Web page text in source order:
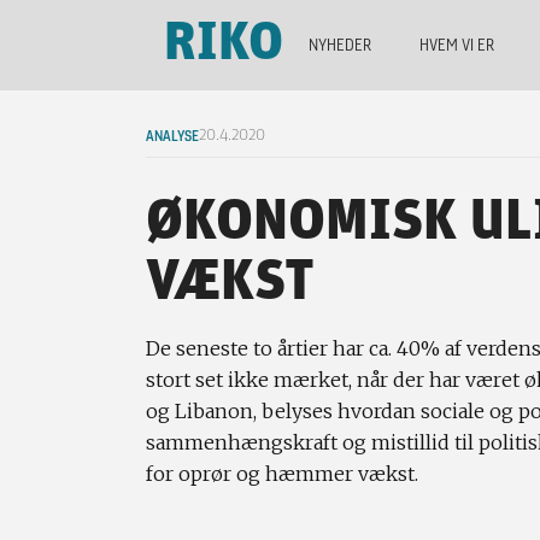
RIKO NYHEDER HVEM VI ER
ANALYSE20.4.2020
ØKONOMISK
VÆKST
De seneste to årtier har ca. 40% af
stort set ikke mærket, når der har været
og Libanon, belyses hvordan sociale og
sammenhængskraft og mistillid til
for oprør og hæmmer vækst.